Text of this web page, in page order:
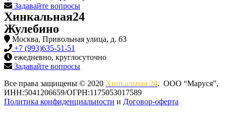
Задавайте вопросы
Хинкальная24
Жулебино
Москва, Привольная улица, д. 63
+7 (993)635-51-51
ежедневно, круглосуточно
Задавайте вопросы
Все права защищены © 2020 Хинкальная 24. ООО “Маруся”,
ИНН:5041206659/ОГРН:1175053017589
Политика конфиденциальности‍ и Договор-оферта